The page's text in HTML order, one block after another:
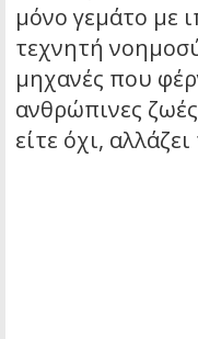
μόνο γεμάτο με
τεχνητή
μηχανές που
ανθρώπινες
είτε όχι,